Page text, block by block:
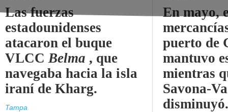
Las fuerzas
estadounidenses
atacaron el buque
VLCCBelma , que
navegaba hacia la isla
iraní de Kharg.
Tampa
En mayo,
puerto de
mantuvo
mientras
Savona-